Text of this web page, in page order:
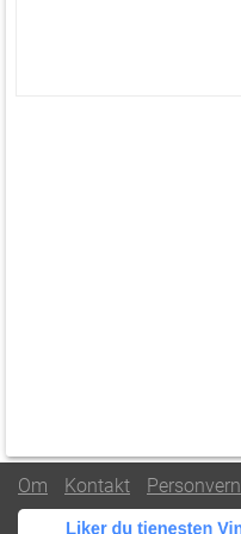
Om Kontakt Personvern